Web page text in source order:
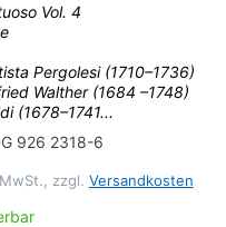
Vol. 4
Pergolesi (1710–1736)
Walther (1684 –1748)
(1678–1741...
926 2318-6
zzgl. Versandkosten